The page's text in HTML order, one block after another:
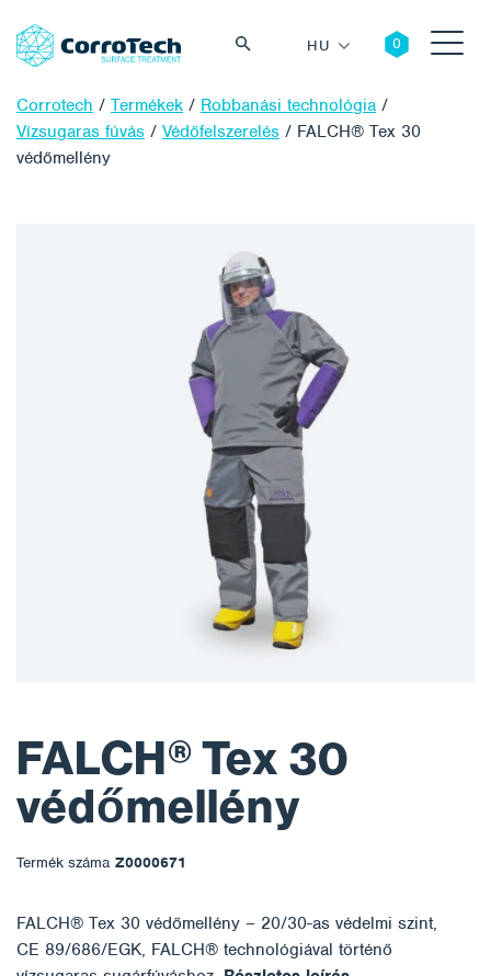
HU
Corrotech / Termékek / Robbanási technológia /
Vízsugaras fúvás / Védőfelszerelés / FALCH® Tex 30
védőmellény
FALCH® Tex 30
védőmellény
Termék száma Z0000671
FALCH® Tex 30 védőmellény – 20/30-as védelmi szint,
CE 89/686/EGK, FALCH® technológiával történő